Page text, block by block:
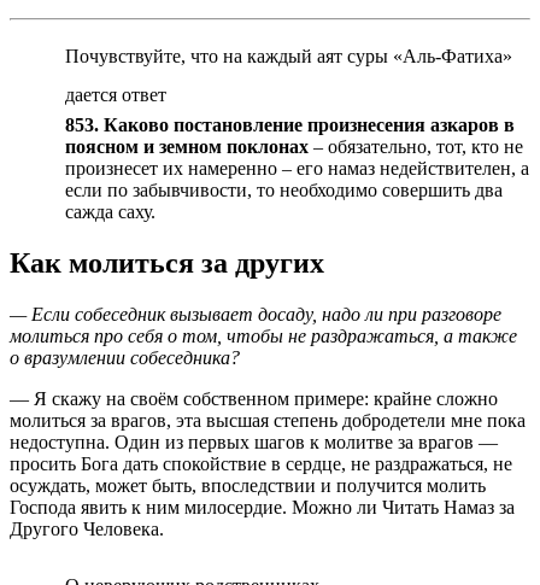
Почувствуйте, что на каждый аят суры «Аль-Фатиха»
дается ответ
853. Каково постановление произнесения азкаров в
поясном и земном поклонах – обязательно, тот, кто не
произнесет их намеренно – его намаз недействителен, а
если по забывчивости, то необходимо совершить два
сажда саху.
Как молиться за других
— Если собеседник вызывает досаду, надо ли при разговоре
молиться про себя о том, чтобы не раздражаться, а также
о вразумлении собеседника?
— Я скажу на своём собственном примере: крайне сложно
молиться за врагов, эта высшая степень добродетели мне пока
недоступна. Один из первых шагов к молитве за врагов —
просить Бога дать спокойствие в сердце, не раздражаться, не
осуждать, может быть, впоследствии и получится молить
Господа явить к ним милосердие. Можно ли Читать Намаз за
Другого Человека.